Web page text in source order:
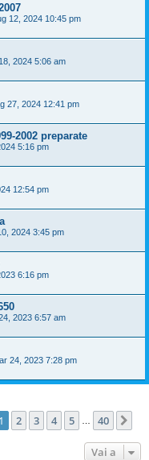
12, 2024 10:45 pm
2024 5:06 am
27, 2024 12:41 pm
2002 preparate
5:16 pm
12:54 pm
2024 3:45 pm
6:16 pm
2023 6:57 am
24, 2023 7:28 pm
di 40
1 2 3 4 5 40
Vai a